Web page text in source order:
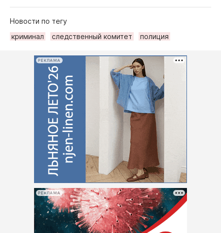
Новости по тегу
криминал
следственный комитет полиция
РЕКЛАМА
РЕКЛАМА